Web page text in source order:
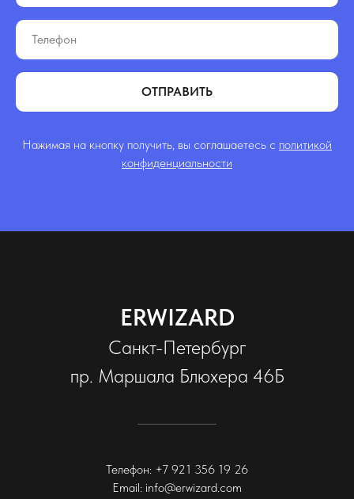
ОТПРАВИТЬ
Нажимая на кнопку получить, вы соглашаетесь с политикой
конфиденциальности
ERWIZARD
Санкт-Петербург
пр. Маршала Блюхера 46Б
Телефон: +7 921 356 19 26
Email: info@erwizard.com